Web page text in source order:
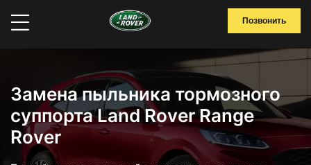
Позвонить
Замена пыльника тормозного
суппорта Land Rover Range
Rover